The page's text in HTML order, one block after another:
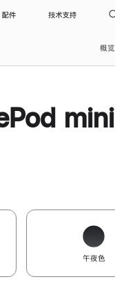
配件 技术支持
概览
mini
午夜色